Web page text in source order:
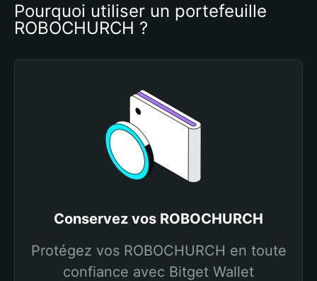
Pourquoi utiliser un portefeuille
ROBOCHURCH ?
Conservez vos ROBOCHURCH
Protégez vos ROBOCHURCH en toute
confiance avec Bitget Wallet